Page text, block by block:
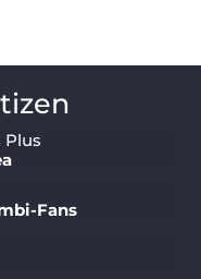
Plus
Fans